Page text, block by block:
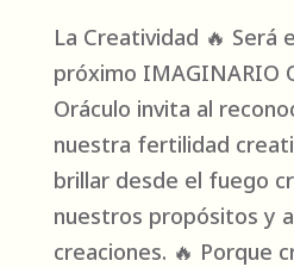
La Creatividad 🔥 Será
próximo IMAGINARIO
Oráculo invita al
nuestra fertilidad
brillar desde el fuego
nuestros propósitos y
creaciones. 🔥 Porque